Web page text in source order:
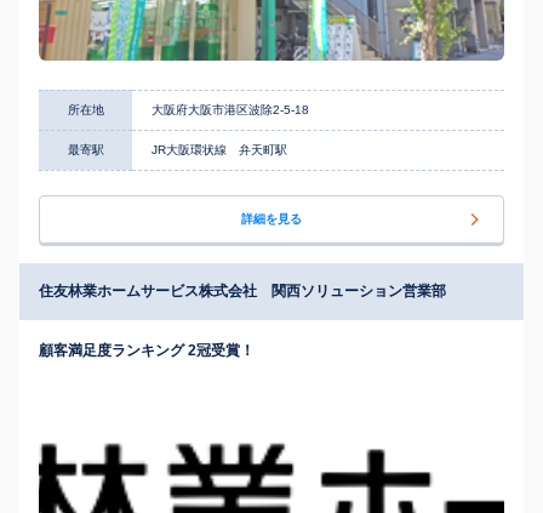
所在地 大阪府大阪市港区波除2-5-18
最寄駅 JR大阪環状線 弁天町駅
詳細を見る
住友林業ホームサービス株式会社 関西ソリューション営業部
顧客満足度ランキング 2冠受賞！